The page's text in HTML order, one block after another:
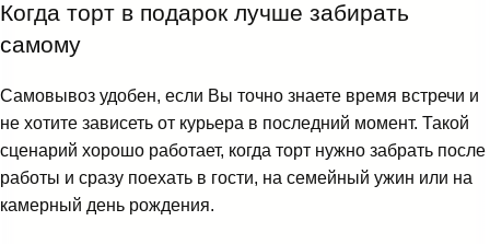
Когда торт в подарок лучше забирать
самому
Самовывоз удобен, если Вы точно знаете время встречи и
не хотите зависеть от курьера в последний момент. Такой
сценарий хорошо работает, когда торт нужно забрать после
работы и сразу поехать в гости, на семейный ужин или на
камерный день рождения.